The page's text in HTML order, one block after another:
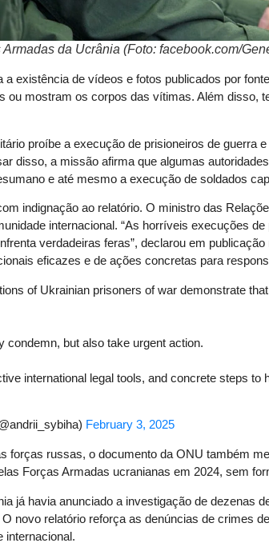
da Ucrânia (Foto: facebook.com/
a existência de vídeos e fotos publicados por
ou mostram os corpos das vítimas. Além disso,
proíbe a execução de prisioneiros de guerra
disso, a missão afirma que algumas
e até mesmo a execução de soldados
indignação ao relatório. O ministro das
internacional. “As horríveis execuções
verdadeiras feras”, declarou em
eficazes e de ações concretas para
of Ukrainian prisoners of war demonstrate
condemn, but also take urgent action.
international legal tools, and concrete steps to
February 3, 2025
forças russas, o documento da ONU também
Forças Armadas ucranianas em 2024, sem
já havia anunciado a investigação de dezenas
novo relatório reforça as denúncias de crimes
internacional.